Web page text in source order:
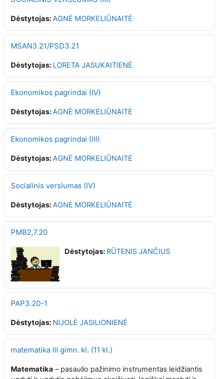
Dėstytojas:AGNĖ MORKELIŪNAITĖ
MSAN3.21/PSD3.21
Dėstytojas: LORETA JASUKAITIENĖ
Ekonomikos pagrindai (IV)
Dėstytojas:AGNĖ MORKELIŪNAITĖ
Ekonomikos pagrindai (III)
Dėstytojas:AGNĖ MORKELIŪNAITĖ
Socialinis verslumas (IV)
Dėstytojas:AGNĖ MORKELIŪNAITĖ
PMB2,7.20
Dėstytojas: RŪTENIS JANČIUS
PAP3.20-1
Dėstytojas: NIJOLĖ JASILIONIENĖ
matematika III gimn. kl. (11 kl.)
Matematika – pasaulio pažinimo instrumentas leidžiantis